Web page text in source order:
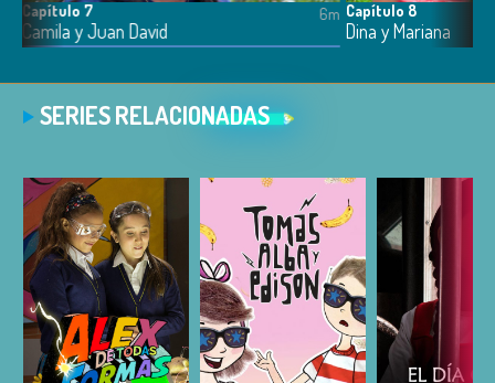
Capítulo 7
Camila y Juan David
6m Capítulo 8
Dina y Mariana
SERIES RELACIONADAS